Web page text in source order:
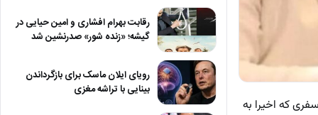
که اخیرا به
رقابت بهرام افشاری و امین حیایی در
گیشه؛ «زنده شور» صدرنشین شد
رویای ایلان ماسک برای بازگرداندن
بینایی با تراشه مغزی